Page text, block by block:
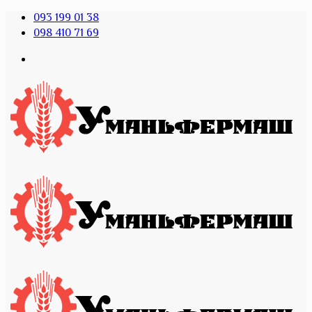
093 199 01 38
098 410 71 69